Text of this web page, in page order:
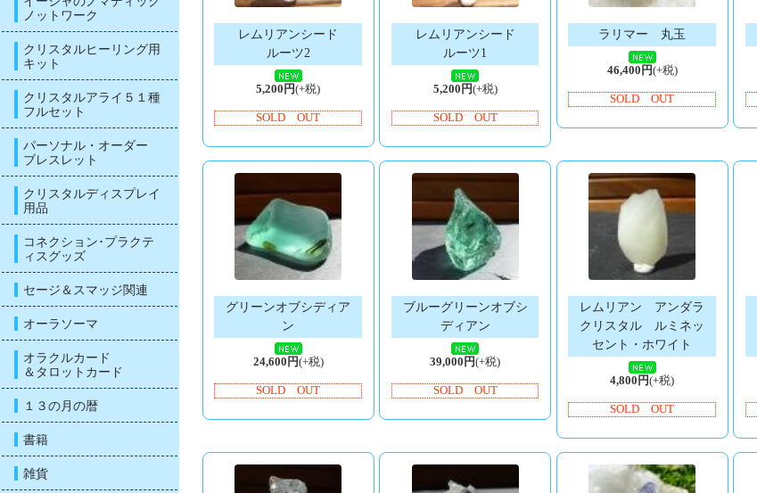
ノットワーク
クリスタルヒーリング用
キット
クリスタルアライ５１種
フルセット
パーソナル・オーダー
ブレスレット
クリスタルディスプレイ
用品
コネクション･プラクテ
ィスグッズ
セージ＆スマッジ関連
オーラソーマ
オラクルカード
＆タロットカード
１３の月の暦
書籍
雑貨
レムリアンシード
ルーツ2
5,200円(+税)
SOLD OUT
レムリアンシード
ルーツ1
5,200円(+税)
SOLD OUT
ラリマー 丸玉
46,400円(+税)
SOLD OUT
グリーンオブシディア
ン
24,600円(+税)
SOLD OUT
ブルーグリーンオブシ
ディアン
39,000円(+税)
SOLD OUT
レムリアン アンダラ
クリスタル ルミネッ
セント・ホワイト
4,800円(+税)
SOLD OUT